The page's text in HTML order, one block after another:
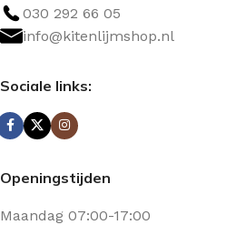
030 292 66 05
info@kitenlijmshop.nl
Sociale links:
Openingstijden
Maandag 07:00-17:00